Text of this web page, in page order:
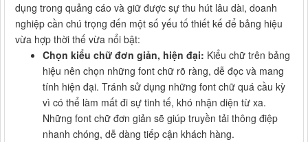
dụng trong quảng cáo và giữ được sự thu hút lâu dài, doanh
nghiệp cần chú trọng đến một số yếu tố thiết kế để bảng hiệu
vừa hợp thời thế vừa nổi bật:
Chọn kiểu chữ đơn giản, hiện đại: Kiểu chữ trên bảng
hiệu nên chọn những font chữ rõ ràng, dễ đọc và mang
tính hiện đại. Tránh sử dụng những font chữ quá cầu kỳ
vì có thể làm mất đi sự tinh tế, khó nhận diện từ xa.
Những font chữ đơn giản sẽ giúp truyền tải thông điệp
nhanh chóng, dễ dàng tiếp cận khách hàng.